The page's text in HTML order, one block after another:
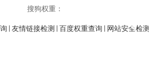
搜狗权重：
友情链接检测 百度权重查询 网站安全检测